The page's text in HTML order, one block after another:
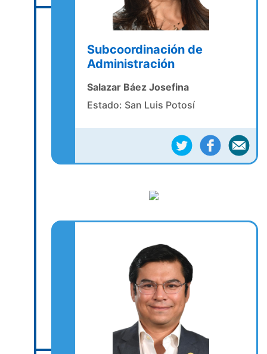
Subcoordinación de
Administración
Salazar Báez Josefina
Estado: San Luis Potosí